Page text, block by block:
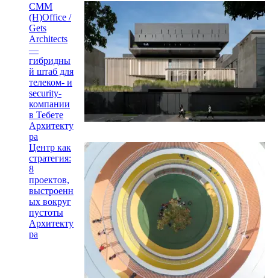
CMM
(H)Office /
Gets
Architects
—
гибридны
й штаб для
телеком- и
security-
компании
в Тебете
Архитекту
ра
Центр как
стратегия:
8
проектов,
выстроенн
ых вокруг
пустоты
Архитекту
ра